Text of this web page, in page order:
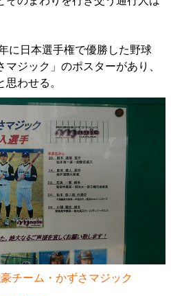
に日本選手権で優勝した野球
ジック」のポスターがあり、
思わせる。
チーム・かずさマジック